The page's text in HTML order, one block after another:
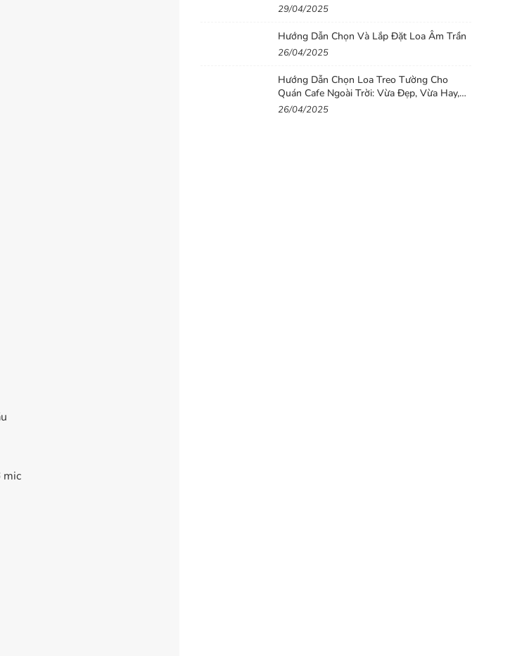
mic
29/04/2025
Hướng Dẫn Chọn Và Lắp Đặt Loa Âm Trần
26/04/2025
Hướng Dẫn Chọn Loa Treo Tường Cho
Quán Cafe Ngoài Trời: Vừa Đẹp, Vừa Hay,
Vừa Bền
26/04/2025